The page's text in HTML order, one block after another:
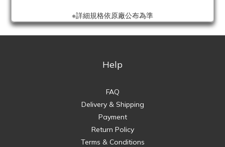
※詳細規格依原廠公布為準
Help
FAQ
Delivery & Shipping
Payment
Return Policy
Terms & Conditions